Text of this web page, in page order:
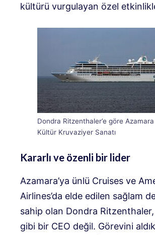
kültürü vurgulayan özel
Dondra Ritzenthaler’e göre
Kültür Kruvaziyer Sanatı
Kararlı ve özenli bir lider
Azamara’ya ünlü Cruises ve
Airlines’da elde edilen sağlam
sahip olan Dondra
gibi bir CEO değil. Görevini